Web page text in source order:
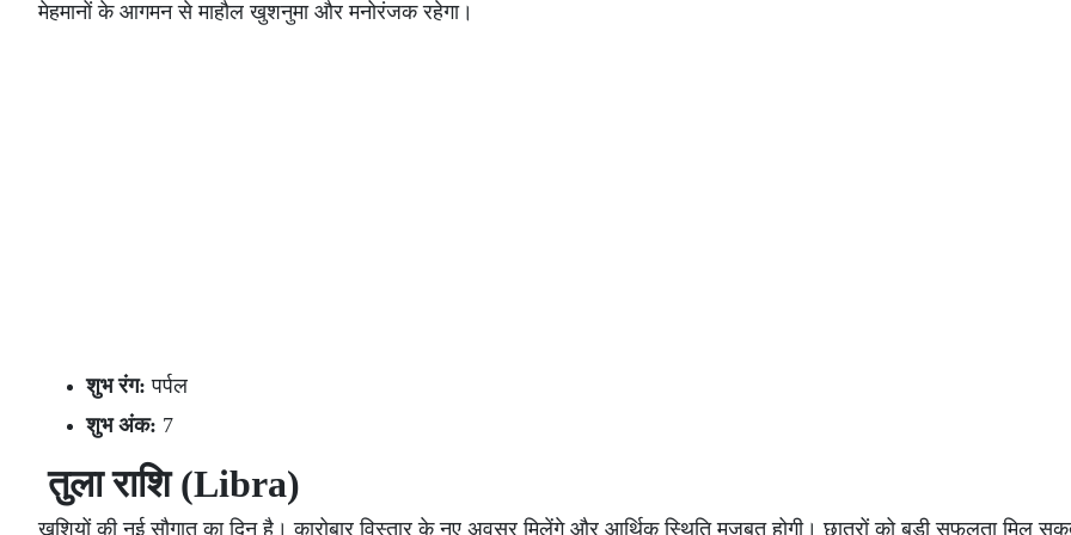
मेहमानों के आगमन से माहौल खुशनुमा और मनोरंजक रहेगा।
शुभ रंग: पर्पल
शुभ अंक: 7
तुला राशि (Libra)
खुशियों की नई सौगात का दिन है। कारोबार विस्तार के नए अवसर मिलेंगे और आर्थिक स्थिति मजबूत होगी। छात्रों को बड़ी सफलता मिल